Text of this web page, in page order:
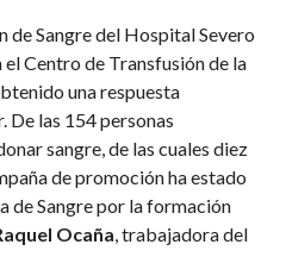
de Sangre del Hospital Severo
Centro de Transfusión de la
una respuesta
De las 154 personas
sangre, de las cuales diez
de promoción ha estado
de Sangre por la formación
Ocaña, trabajadora del